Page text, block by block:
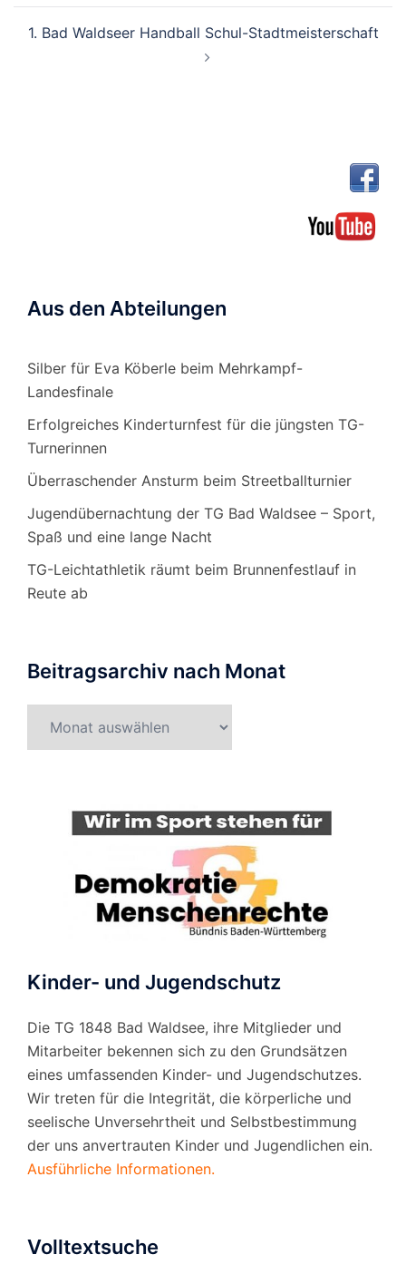
1. Bad Waldseer Handball Schul-Stadtmeisterschaft
Aus den Abteilungen
Silber für Eva Köberle beim Mehrkampf-
Landesfinale
Erfolgreiches Kinderturnfest für die jüngsten TG-
Turnerinnen
Überraschender Ansturm beim Streetballturnier
Jugendübernachtung der TG Bad Waldsee – Sport,
Spaß und eine lange Nacht
TG-Leichtathletik räumt beim Brunnenfestlauf in
Reute ab
Beitragsarchiv nach Monat
Kinder- und Jugendschutz
Die TG 1848 Bad Waldsee, ihre Mitglieder und
Mitarbeiter bekennen sich zu den Grundsätzen
eines umfassenden Kinder- und Jugendschutzes.
Wir treten für die Integrität, die körperliche und
seelische Unversehrtheit und Selbstbestimmung
der uns anvertrauten Kinder und Jugendlichen ein.
Ausführliche Informationen.
Volltextsuche